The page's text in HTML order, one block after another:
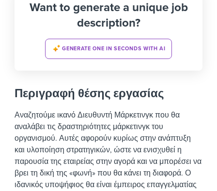
Want to generate a unique job
description?
GENERATE ONE IN SECONDS WITH AI
Περιγραφή θέσης εργασίας
Αναζητούμε ικανό Διευθυντή Μάρκετινγκ που θα
αναλάβει τις δραστηριότητες μάρκετινγκ του
οργανισμού. Αυτές αφορούν κυρίως στην ανάπτυξη
και υλοποίηση στρατηγικών, ώστε να ενισχυθεί η
παρουσία της εταιρείας στην αγορά και να μπορέσει να
βρει τη δική της «φωνή» που θα κάνει τη διαφορά. Ο
ιδανικός υποψήφιος θα είναι έμπειρος επαγγελματίας